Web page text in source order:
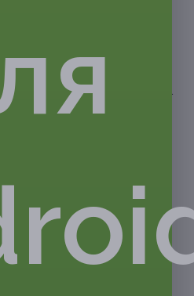
глубокого или
голеней для женщин
глубокого или
локтя для женщин (686 руб.
глубокого или
голеней и подмышечных
вместо 1600 руб.)
глубокого или
и подмышечных
вместо 2400 руб.)
позвонить
места на интересующую